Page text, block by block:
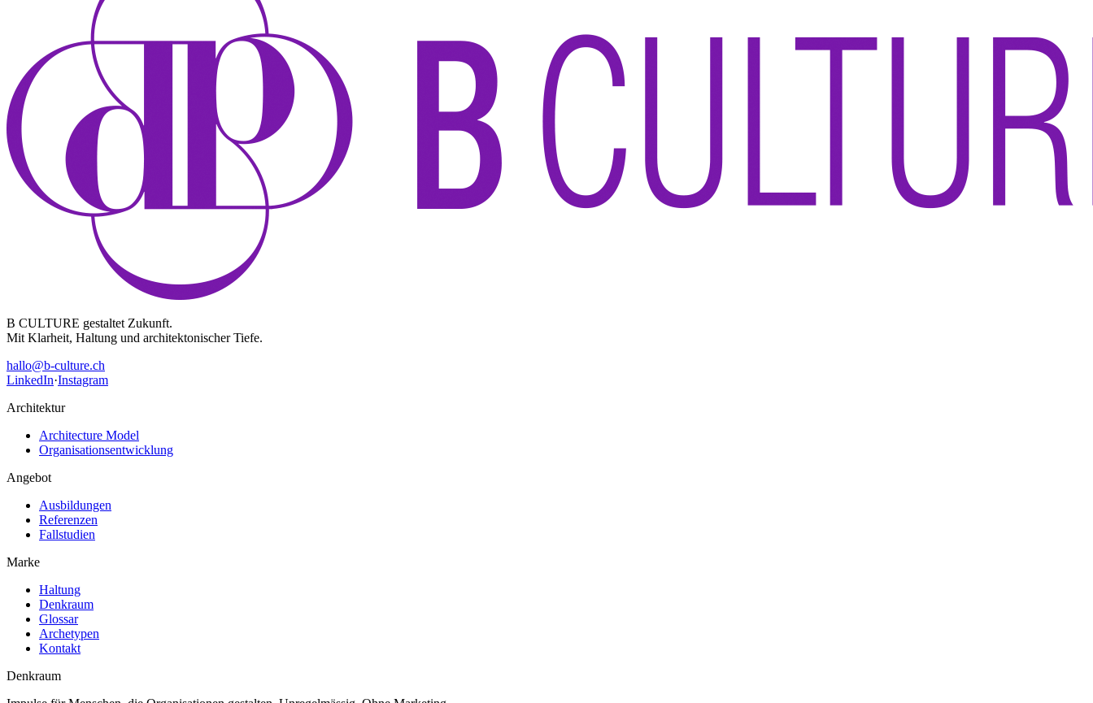
B CULTURE gestaltet Zukunft.
Mit Klarheit, Haltung und architektonischer Tiefe.
hallo@b-culture.ch
LinkedIn·Instagram
Architektur
Architecture Model
Organisationsentwicklung
Angebot
Ausbildungen
Referenzen
Fallstudien
Marke
Haltung
Denkraum
Glossar
Archetypen
Kontakt
Denkraum